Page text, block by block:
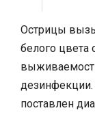
Острицы
белого цвета
поставлен